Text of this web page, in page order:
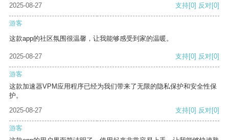
2025-08-27 支持[0] 反对[0]
游客
这款app的社区氛围很温馨，让我能够感受到家的温暖。
2025-08-27 支持[0] 反对[0]
游客
这款加速器VPM应用程序已经为我们带来了无限的隐私保护和安全性保
护。
2025-08-27
支持[0] 反对[0]
游客